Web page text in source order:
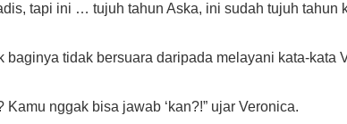
tapi ini … tujuh tahun Aska, ini sudah tujuh tahun
baginya tidak bersuara daripada melayani kata-kata
Kamu nggak bisa jawab ‘kan?!” ujar Veronica.